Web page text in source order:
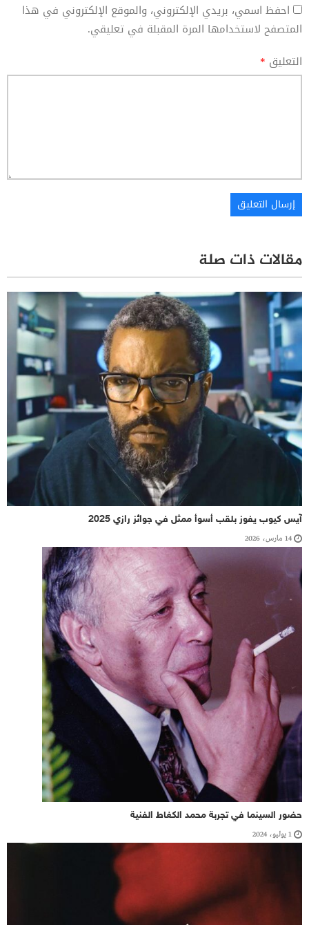
احفظ اسمي، بريدي الإلكتروني، والموقع الإلكتروني في هذا
المتصفح لاستخدامها المرة المقبلة في تعليقي.
التعليق *
مقالات ذات صلة
آيس كيوب يفوز بلقب أسوأ ممثل في جوائز رازي 2025
14 مارس، 2026
حضور السينما في تجربة محمد الكغاط الفنية
1 يوليو، 2024